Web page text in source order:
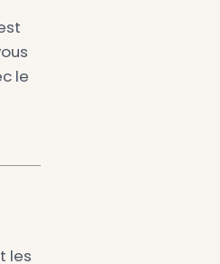
clavier, le bépo ne
: frappe à dix